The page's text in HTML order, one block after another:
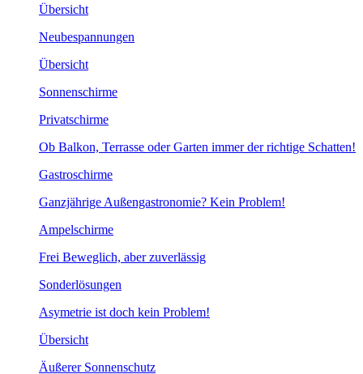
Übersicht
Neubespannungen
Übersicht
Sonnenschirme
Privatschirme
Ob Balkon, Terrasse oder Garten immer der richtige Schatten!
Gastroschirme
Ganzjährige Außengastronomie? Kein Problem!
Ampelschirme
Frei Beweglich, aber zuverlässig
Sonderlösungen
Asymetrie ist doch kein Problem!
Übersicht
Äußerer Sonnenschutz